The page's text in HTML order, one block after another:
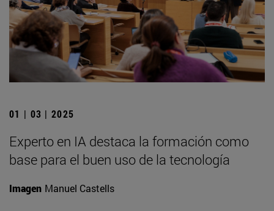
01 | 03 | 2025
Experto en IA destaca la formación como
base para el buen uso de la tecnología
Imagen Manuel Castells